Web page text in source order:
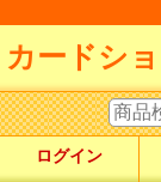
カードシ
ログイン